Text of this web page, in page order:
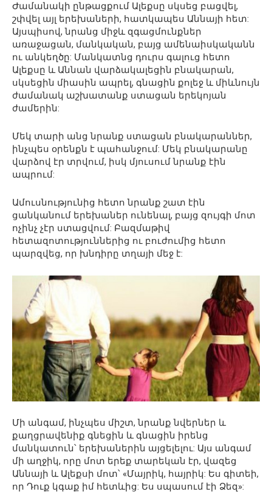
Ժամանակի ընթացքում Ալեքսը սկսեց բացվել,
շփվել այլ երեխաների, հատկապես Աննայի հետ:
Այսպիսով, նրանց միջև զգացմունքներ
առաջացան, մանկական, բայց ամենաիսկականն
ու անկեղծը: Մանկատնց դուրս գալուց հետո
Ալեքսը և Աննան վարձակալեցին բնակարան,
սկսեցին միասին ապրել, գնացին քոլեջ և միևնույն
ժամանակ աշխատանք ստացան երեկոյան
ժամերին:
Մեկ տարի անց նրանք ստացան բնակարաններ,
ինչպես օրենքն է պահանջում: Մեկ բնակարանը
վարձով էր տրվում, իսկ մյուսում նրանք էին
ապրում:
Ամուսնությունից հետո նրանք շատ էին
ցանկանում երեխաներ ունենալ, բայց զույգի մոտ
ոչինչ չէր ստացվում: Բազմաթիվ
հետազոտություններից ու բուժումից հետո
պարզվեց, որ խնդիրը տղայի մեջ է:
Մի անգամ, ինչպես միշտ, նրանք նվերներ և
քաղցրավենիք գնեցին և գնացին իրենց
մանկատուն՝ երեխաներին այցելելու: Այս անգամ
մի աղջիկ, որը մոտ երեք տարեկան էր, վազեց
Աննայի և Ալեքսի մոտ՝ «Մայրիկ, հայրիկ: Ես գիտեի,
որ Դուք կգաք իմ հետևից: Ես սպասում էի Ձեզ»: